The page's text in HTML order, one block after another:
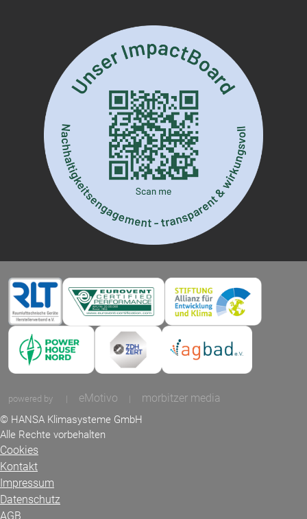
powered by | eMotivo | morbitzer media
© HANSA Klimasysteme GmbH
Alle Rechte vorbehalten
Cookies
Kontakt
Impressum
Datenschutz
AGB